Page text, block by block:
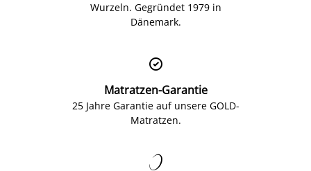
Wurzeln. Gegründet 1979 in
Dänemark.

Matratzen-Garantie
25 Jahre Garantie auf unsere GOLD-
Matratzen.
